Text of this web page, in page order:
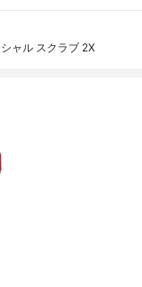
ャル スクラブ 2X